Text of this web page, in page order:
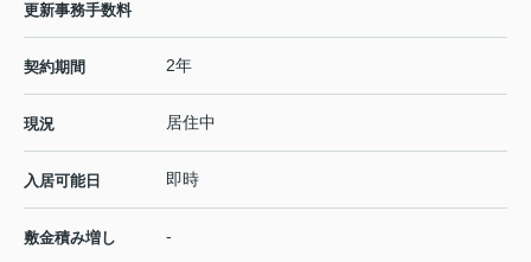
更新事務手数料
契約期間 2年
現況 居住中
入居可能日 即時
敷金積み増し -